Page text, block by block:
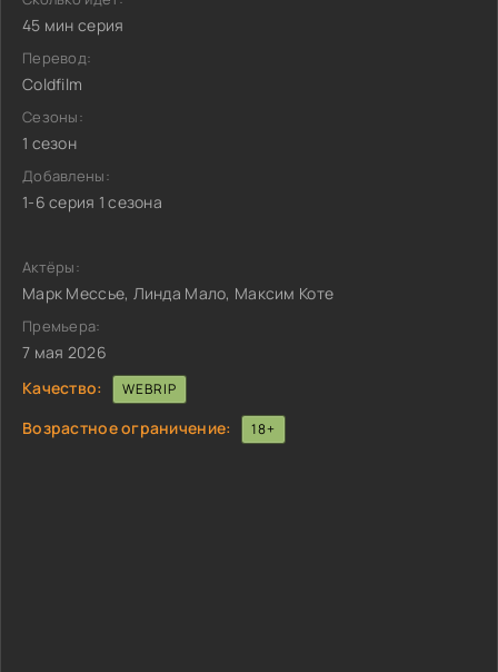
45 мин серия
Перевод:
Coldfilm
Сезоны:
1 сезон
Добавлены:
1-6 серия 1 сезона
Актёры:
Марк Мессье, Линда Мало, Максим Коте
Премьера:
7 мая 2026
Качество:
WEBRIP
Возрастное ограничение: 18+